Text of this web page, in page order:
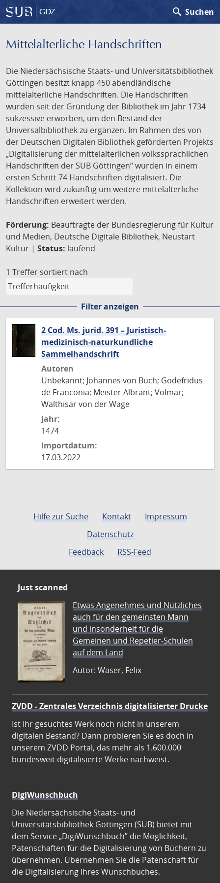
GDZ search Suchen
Mittelalterliche Handschriften
Die Niedersächsische Staats- und Universitätsbibliothek
Göttingen besitzt knapp 450 abendländische
mittelalterliche Handschriften. Die Handschriften
wurden seit der Gründung der Bibliothek im Jahr 1734
sukzessive erworben, um den Bestand der
Universalbibliothek zu ergänzen. Im Rahmen des von
der Deutschen Digitalen Bibliothek geförderten Projekts
„Digitalisierung der mittelalterlichen volkssprachlichen
Handschriften der SUB Göttingen“ wurden in einem
ersten Schritt 74 Handschriften digitalisiert. Die
Kollektion wird zukünftig um weitere mittelalterliche
Handschriften erweitert werden.
Förderung: Beauftragte der Bundesregierung für Kultur
und Medien, Deutsche Digitale Bibliothek, Neustart
Kultur | Status: laufend
1 Treffer sortiert nach
Filter anzeigen
2 Cod. Ms. jurid. 391 – Juristisch-
medizinisch-naturkundliche
Sammelhandschrift
Autoren
Unbekannt; Johannes von Buch; Godefridus
de Franconia; Meister Albrant; Volmar;
Walthisar von der Wage
Jahr:
1474
Importdatum:
17.03.2022
Hilfe zur Suche Kontakt
Impressum
Datenschutz
Feedback
RSS-Feed
Just scanned
Etwas Angenehmes und Nützliches
auch für den gemeinsten Mann
und insonderheit für die
Gemeinen und Repetier-Schulen
auf dem Land
Autor: Waser, Felix
ZVDD - Zentrales Verzeichnis digitalisierter Drucke
Ist Ihr gesuchtes Werk noch nicht in unserem
digitalen Bestand? Dann probieren Sie es doch in
unserem ZVDD Portal, das mehr als 1.600.000
bundesweit digitalisierte Werke nachweist.
DigiWunschbuch
Die Niedersächsische Staats- und
Universitätsbibliothek Göttingen (SUB) bietet mit
dem Service „DigiWunschbuch” die Möglichkeit,
Patenschaften für die Digitalisierung von Büchern zu
übernehmen. Übernehmen Sie die Patenschaft für
die Digitalisierung Ihres Wunschbuches.